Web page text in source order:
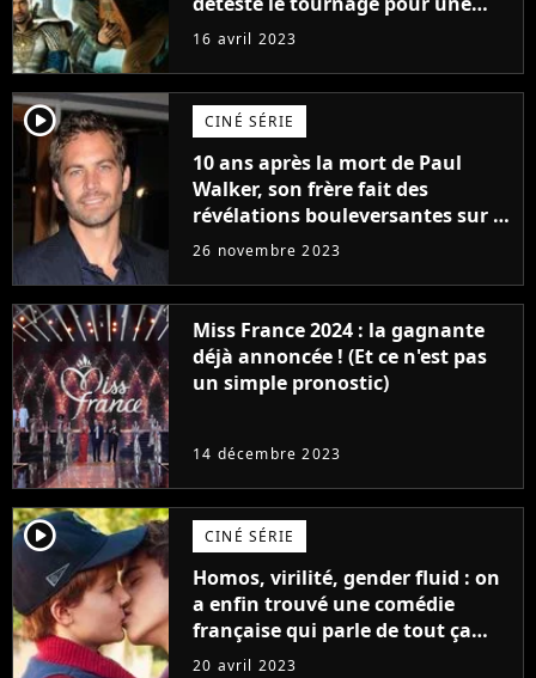
raison très spéciale
16 avril 2023
player2 CINÉ SÉRIE
10 ans après la mort de Paul
Walker, son frère fait des
révélations bouleversantes sur la
réaction des acteurs de Fast and
26 novembre 2023
Miss France 2024 : la gagnante
déjà annoncée ! (Et ce n'est pas
un simple pronostic)
14 décembre 2023
player2 CINÉ SÉRIE
Homos, virilité, gender fluid : on
a enfin trouvé une comédie
française qui parle de tout ça
sans être super ringarde
20 avril 2023